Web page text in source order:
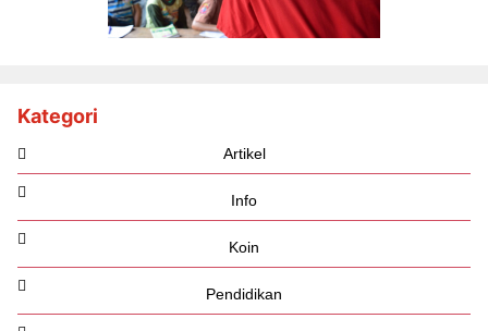
Kategori
Artikel
Info
Koin
Pendidikan